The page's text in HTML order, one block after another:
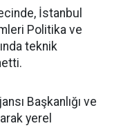
İstanbul
Politika ve
teknik
Başkanlığı ve
yerel